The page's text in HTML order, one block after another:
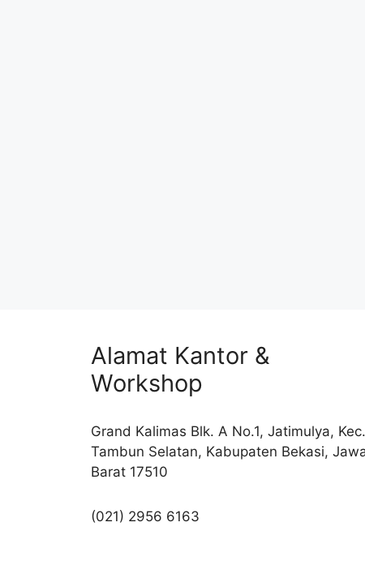
Alamat Kantor &
Workshop
Grand Kalimas Blk. A No.1, Jatimulya, Kec.
Tambun Selatan, Kabupaten Bekasi,
Barat 17510
(021) 2956 6163